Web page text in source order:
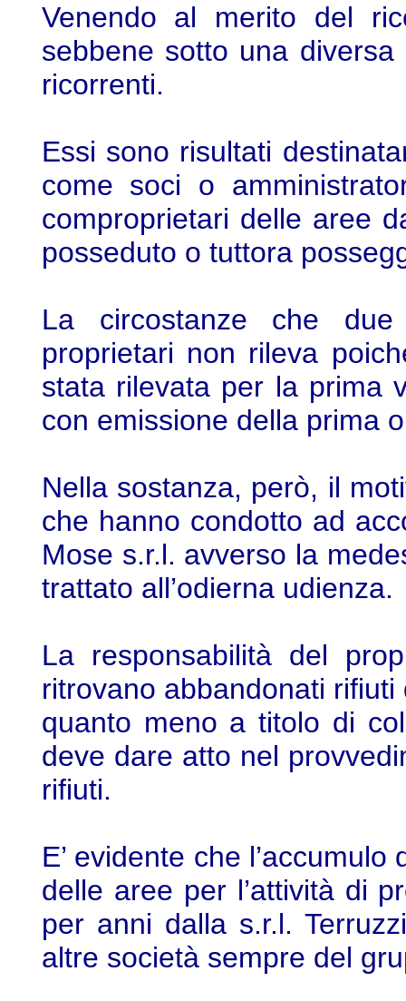
Venendo al merito del
sebbene sotto una
ricorrenti.
Essi sono risultati
come soci o
comproprietari delle aree
posseduto o tuttora
La circostanze che
proprietari non rileva
stata rilevata per la prima
con emissione della prima
Nella sostanza, però, il
che hanno condotto ad
Mose s.r.l. avverso la
trattato all’odierna udienza.
La responsabilità del
ritrovano abbandonati
quanto meno a titolo di
deve dare atto nel
rifiuti.
E’ evidente che
delle aree per l’attività di
per anni dalla s.r.l.
altre società sempre del